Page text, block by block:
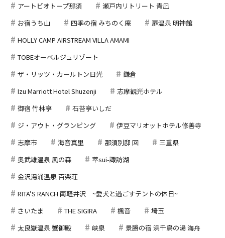
アートビオトープ那須
瀬戸内リトリート 青凪
お宿うち山
四季の宿 みちのく庵
扉温泉 明神館
HOLLY CAMP AIRSTREAM VILLA AMAMI
TOBEオーベルジュリゾート
ザ・リッツ・カールトン日光
鎌倉
Izu Marriott Hotel Shuzenji
志摩観光ホテル
御宿 竹林亭
石苔亭いしだ
ジ・アウト・グランピング
伊豆マリオットホテル修善寺
志摩市
海音真里 那須別邸 回
三重県
奥武雄温泉 風の森
萃sui-諏訪湖
金沢湯涌温泉 百楽荘
RITA’S RANCH 南軽井沢 ~愛犬と過ごすテントの休日~
さいたま
THE SIGIRA 楓音
埼玉
太良嶽温泉 蟹御殿
峡泉
景勝の宿 浜千鳥の湯 海舟